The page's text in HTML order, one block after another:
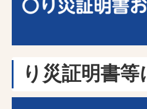
り災証明書等